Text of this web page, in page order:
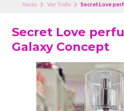
Inicio Ver Todo Secret Love
Secret Love
Galaxy Concept